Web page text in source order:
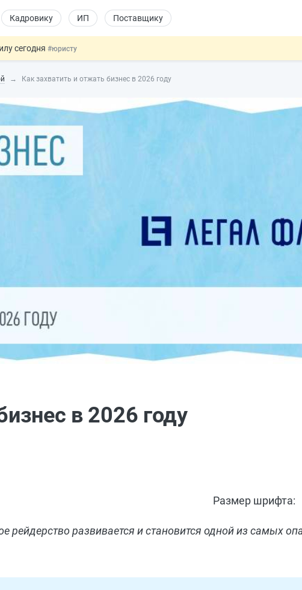
Кадровику ИП Поставщику
сегодня #юристу
гражданство: закон подписан #физлицу
электронные кошельки
Как захватить и отжать бизнес в 2026 году
в 2026 году
Размер шрифта:
рейдерство развивается и становится одной из самых